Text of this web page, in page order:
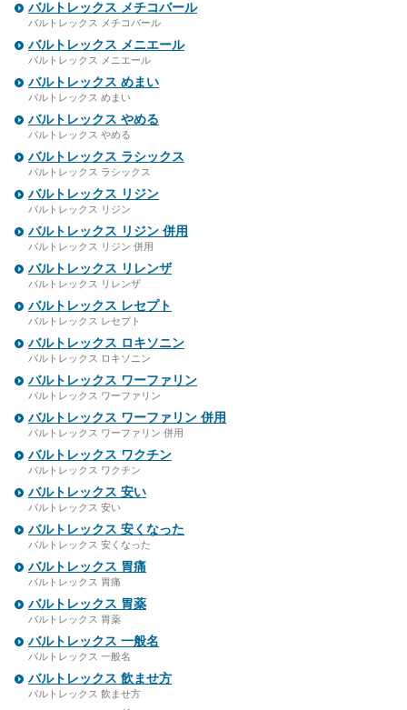
バルトレックス メチコバール
バルトレックス メチコバール
バルトレックス メニエール
バルトレックス メニエール
バルトレックス めまい
バルトレックス めまい
バルトレックス やめる
バルトレックス やめる
バルトレックス ラシックス
バルトレックス ラシックス
バルトレックス リジン
バルトレックス リジン
バルトレックス リジン 併用
バルトレックス リジン 併用
バルトレックス リレンザ
バルトレックス リレンザ
バルトレックス レセプト
バルトレックス レセプト
バルトレックス ロキソニン
バルトレックス ロキソニン
バルトレックス ワーファリン
バルトレックス ワーファリン
バルトレックス ワーファリン 併用
バルトレックス ワーファリン 併用
バルトレックス ワクチン
バルトレックス ワクチン
バルトレックス 安い
バルトレックス 安い
バルトレックス 安くなった
バルトレックス 安くなった
バルトレックス 胃痛
バルトレックス 胃痛
バルトレックス 胃薬
バルトレックス 胃薬
バルトレックス 一般名
バルトレックス 一般名
バルトレックス 飲ませ方
バルトレックス 飲ませ方